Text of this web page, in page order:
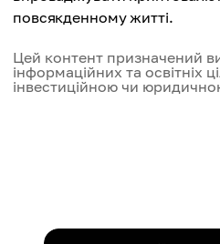
повсякденному житті.
Цей контент призначений
інформаційних та освітніх
інвестиційною чи